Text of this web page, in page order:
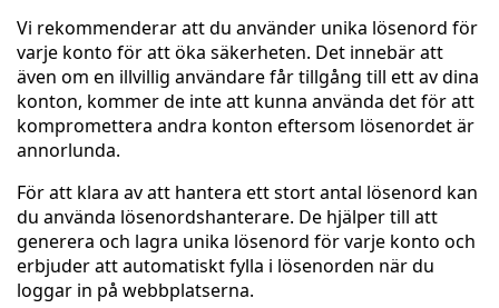
Vi rekommenderar att du använder unika lösenord för
varje konto för att öka säkerheten. Det innebär att
även om en illvillig användare får tillgång till ett av dina
konton, kommer de inte att kunna använda det för att
kompromettera andra konton eftersom lösenordet är
annorlunda.
För att klara av att hantera ett stort antal lösenord kan
du använda lösenordshanterare. De hjälper till att
generera och lagra unika lösenord för varje konto och
erbjuder att automatiskt fylla i lösenorden när du
loggar in på webbplatserna.